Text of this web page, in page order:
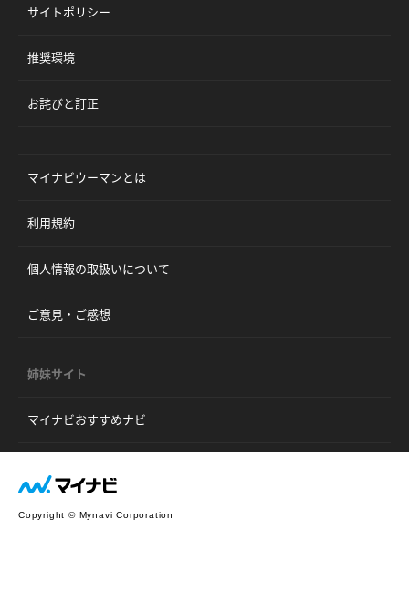
サイトポリシー
推奨環境
お詫びと訂正
マイナビウーマンとは
利用規約
個人情報の取扱いについて
ご意見・ご感想
姉妹サイト
マイナビおすすめナビ
Copyright © Mynavi Corporation